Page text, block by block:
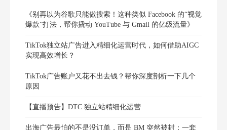
《别再以为谷歌只能做搜索！这种类似 Facebook 的“视觉
爆款”打法，帮你撬动 YouTube 与 Gmail 的亿级流量》
TikTok独立站广告进入精细化运营时代，如何借助AIGC
实现高效增长？
TikTok广告账户又花不出去钱？帮你深度剖析一下几个
原因
【直播预告】DTC 独立站精细化运营
出海广告最怕的不是没订单，而是 BM 突然被封：一套